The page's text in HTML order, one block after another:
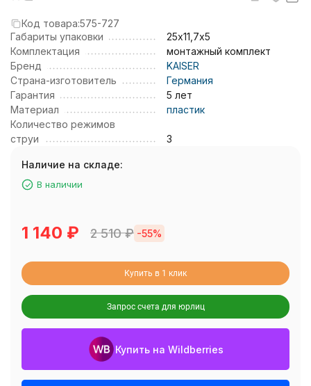
Код товара:575-727
Габариты упаковки
25х11,7х5
Комплектация
монтажный комплект
Бренд
KAISER
Страна-изготовитель
Германия
Гарантия
5 лет
Материал
пластик
Количество режимов
струи
3
Наличие на складе:
В наличии
1 140 ₽ 2 510₽ -55%
Купить в 1 клик
Запрос счета для юрлиц
Купить на Wildberries